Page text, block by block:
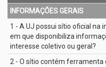
INFORMAÇÕES GERAIS
1 - A UJ possui sítio oficial na
em que disponibiliza
interesse coletivo ou geral?
2 - O sítio contém ferramenta